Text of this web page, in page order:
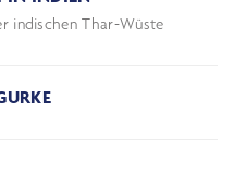
indischen Thar-Wüste